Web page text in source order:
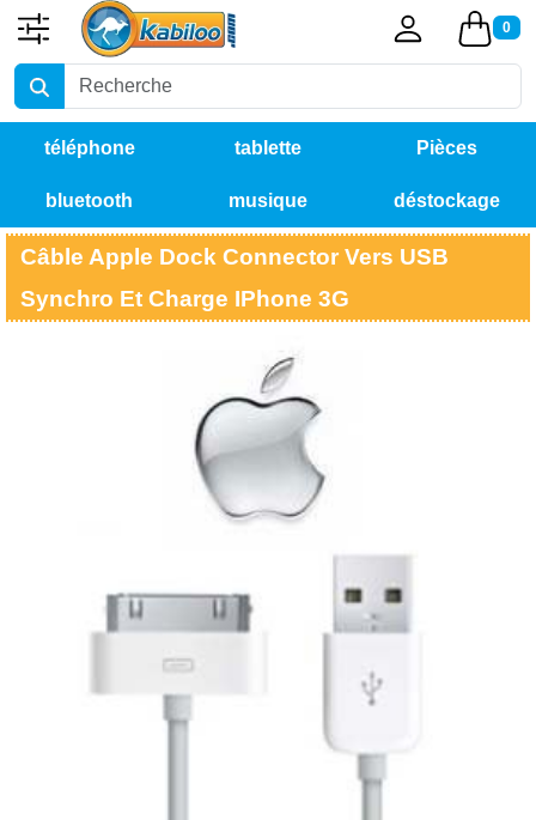
0
téléphone tablette Pièces
détachées
bluetooth musique déstockage
Câble Apple Dock Connector Vers USB
Synchro Et Charge IPhone 3G